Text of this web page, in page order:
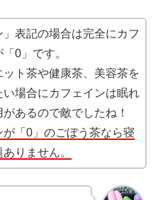
」表記の場合は完全にカフ
0」です。
ト茶や健康茶、美容茶を
場合にカフェインは眠れ
あるので敵でしたね！
が「0」のごぼう茶なら寝
りません。